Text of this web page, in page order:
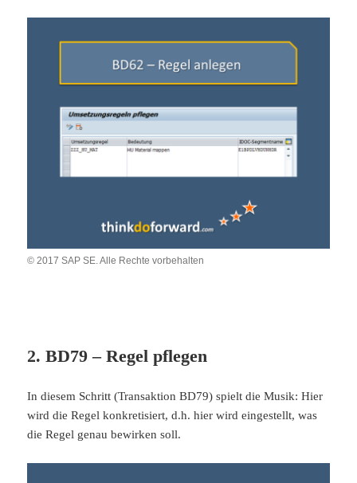
© 2017 SAP SE. Alle Rechte vorbehalten
2. BD79 – Regel pflegen
In diesem Schritt (Transaktion BD79) spielt die Musik: Hier
wird die Regel konkretisiert, d.h. hier wird eingestellt, was
die Regel genau bewirken soll.